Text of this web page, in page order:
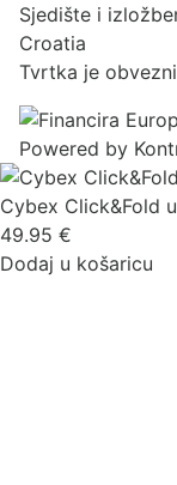
Sjedište i
Croatia
Tvrtka je
Powered by
Cybex Click&Fold
49.95 €
Dodaj u košaricu